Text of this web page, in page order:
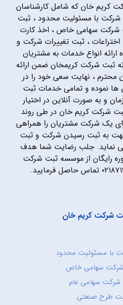
کریم خان که شامل کارشناسان
با مسئولیت محدود ، ثبت
شرکت سهامی خاص ، اخذ کارت
اختراعات ، ثبت تغییرات شرکت و
انواع خدمات به مشتریان
ثبت شرکت کریمخان ضمن ارائه
محترم ، نهایت سعی خود را در
نموده و تمامی خدمات ثبت
و به صورت آنلاین در اختیار
شرکت کریم خان در طی روند
یک شرکت مشتریان را همراهی
جهت به ثبت رسیدن شرکت و ثبت
می نماید. جلب رضایت شما هدف
رایگان از موسسه ثبت شرکت
شرکت کریم خان
با مسئولیت محدود
سهامی خاص
سهامی عام
طرح صنعتی